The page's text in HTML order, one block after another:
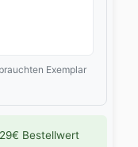
Exemplar
Bestellwert